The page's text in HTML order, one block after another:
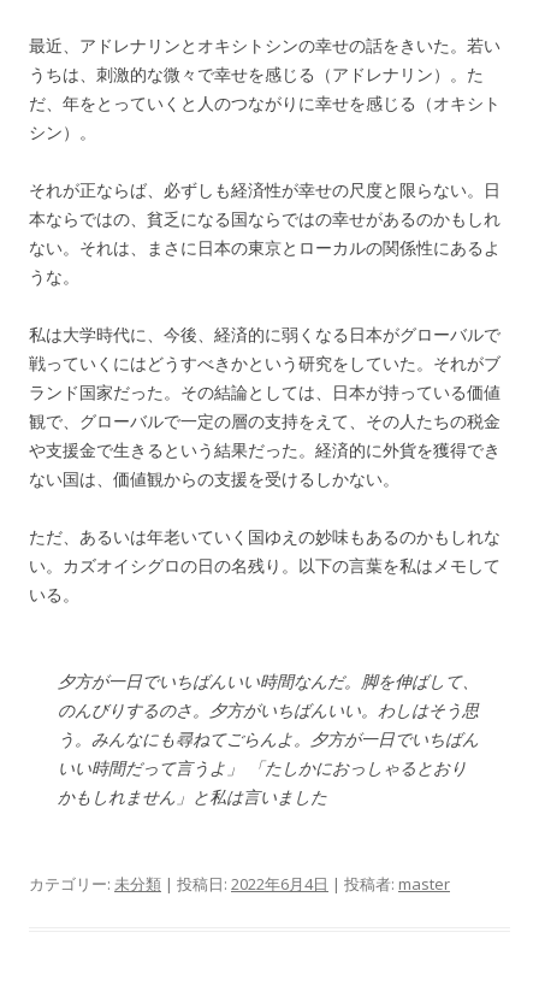
最近、アドレナリンとオキシトシンの幸せの話をきいた。若い
うちは、刺激的な微々で幸せを感じる（アドレナリン）。た
だ、年をとっていくと人のつながりに幸せを感じる（オキシト
シン）。
それが正ならば、必ずしも経済性が幸せの尺度と限らない。日
本ならではの、貧乏になる国ならではの幸せがあるのかもしれ
ない。それは、まさに日本の東京とローカルの関係性にあるよ
うな。
私は大学時代に、今後、経済的に弱くなる日本がグローバルで
戦っていくにはどうすべきかという研究をしていた。それがブ
ランド国家だった。その結論としては、日本が持っている価値
観で、グローバルで一定の層の支持をえて、その人たちの税金
や支援金で生きるという結果だった。経済的に外貨を獲得でき
ない国は、価値観からの支援を受けるしかない。
ただ、あるいは年老いていく国ゆえの妙味もあるのかもしれな
い。カズオイシグロの日の名残り。 以下の言葉を私はメモして
いる。
夕方が一日でいちばんいい時間なんだ。脚を伸ばして、
のんびりするのさ。夕方がいちばんいい。わしはそう思
う。みんなにも尋ねてごらんよ。夕方が一日でいちばん
いい時間だって言うよ」 「たしかにおっしゃるとおり
かもしれません」と私は言いました
カテゴリー: 未分類 | 投稿日: 2022年6月4日 | 投稿者: master